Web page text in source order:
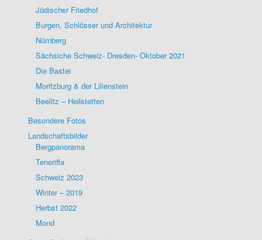
Jüdischer Friedhof
Burgen, Schlösser und Architektur
Nürnberg
Sächsiche Schweiz- Dresden- Oktober 2021
Die Bastei
Moritzburg & der Lilienstein
Beelitz – Heilstetten
Besondere Fotos
Landschaftsbilder
Bergpanorama
Teneriffa
Schweiz 2023
Winter – 2019
Herbst 2022
Mond